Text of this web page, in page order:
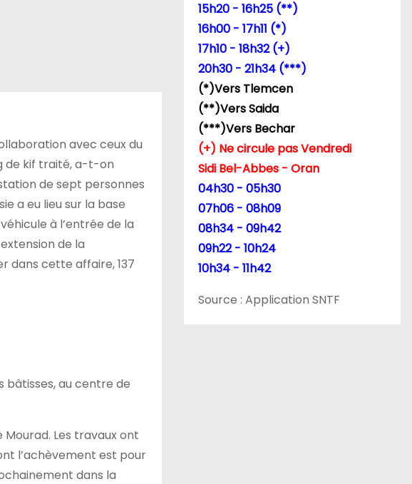
avec ceux du
de kif traité, a-t-on
de sept personnes
a eu lieu sur la base
à l’entrée de la
de la
dans cette affaire, 137
bâtisses, au centre de
Les travaux ont
l’achèvement est pour
dans la
15h20 - 16h25 (**)
16h00 - 17h11 (*)
17h10 - 18h32 (+)
20h30 - 21h34 (***)
(*)Vers Tlemcen
(**)Vers Saida
(***)Vers Bechar
(+) Ne circule pas Vendredi
Sidi Bel-Abbes - Oran
04h30 - 05h30
07h06 - 08h09
08h34 - 09h42
09h22 - 10h24
10h34 - 11h42
Source : Application SNTF